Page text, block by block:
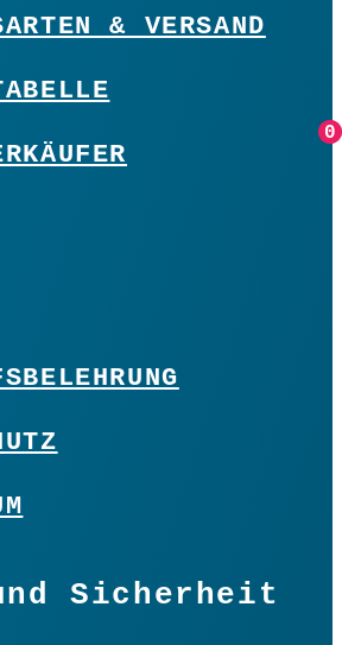
0
0
& VERSAND
Sicherheit